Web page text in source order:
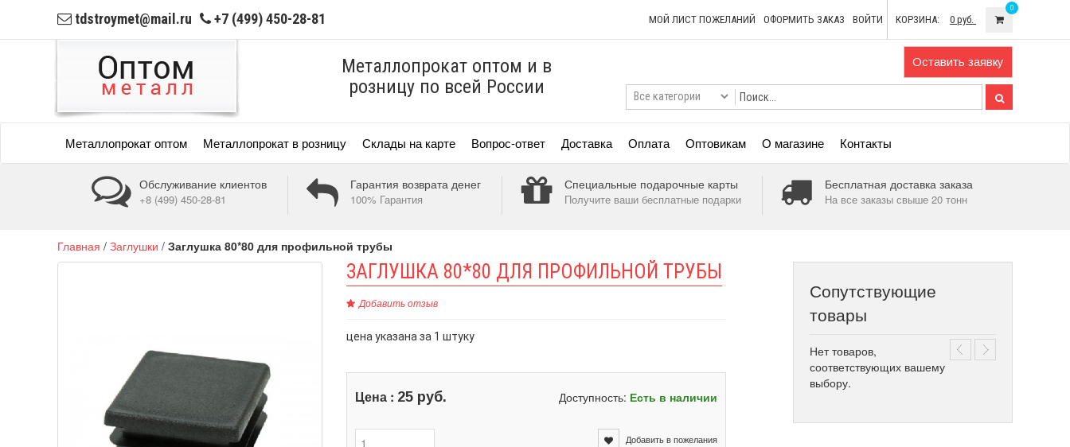
tdstroymet@mail.ru +7 (499) 450-28-81 МОЙ ЛИСТ ПОЖЕЛАНИЙ ОФОРМИТЬ ЗАКАЗ ВОЙТИ КОРЗИНА: 0 руб.
0
Металлопрокат оптом и в
розницу по всей России
Оставить заявку
Металлопрокат оптом Металлопрокат в розницу Склады на карте Вопрос-ответ Доставка Оплата Оптовикам О магазине Контакты
Обслуживание клиентов
+8 (499) 450-28-81
Гарантия возврата денег
100% Гарантия
Специальные подарочные карты
Получите ваши бесплатные подарки
Бесплатная доставка заказа
На все заказы свыше 20 тонн
Главная / Заглушки / Заглушка 80*80 для профильной трубы
ЗАГЛУШКА 80*80 ДЛЯ ПРОФИЛЬНОЙ ТРУБЫ
Добавить отзыв
цена указана за 1 штуку
Доступность: Есть в наличии
Цена : 25 руб.
Добавить в пожелания
Сопутствующие
товары
Нет товаров,
соответствующих вашему
выбору.